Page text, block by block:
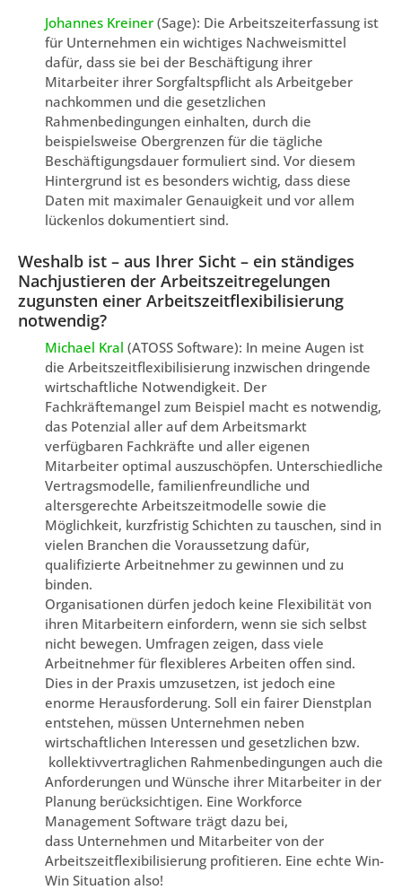
Johannes Kreiner (Sage): Die Arbeitszeiterfassung ist
für Unternehmen ein wichtiges Nachweismittel
dafür, dass sie bei der Beschäftigung ihrer
Mitarbeiter ihrer Sorgfaltspflicht als Arbeitgeber
nachkommen und die gesetzlichen
Rahmenbedingungen einhalten, durch die
beispielsweise Obergrenzen für die tägliche
Beschäftigungsdauer formuliert sind. Vor diesem
Hintergrund ist es besonders wichtig, dass diese
Daten mit maximaler Genauigkeit und vor allem
lückenlos dokumentiert sind.
Weshalb ist – aus Ihrer Sicht – ein ständiges
Nachjustieren der Arbeitszeitregelungen
zugunsten einer Arbeitszeitflexibilisierung
notwendig?
Michael Kral (ATOSS Software): In meine Augen ist
die Arbeitszeitflexibilisierung inzwischen dringende
wirtschaftliche Notwendigkeit. Der
Fachkräftemangel zum Beispiel macht es notwendig,
das Potenzial aller auf dem Arbeitsmarkt
verfügbaren Fachkräfte und aller eigenen
Mitarbeiter optimal auszuschöpfen. Unterschiedliche
Vertragsmodelle, familienfreundliche und
altersgerechte Arbeitszeitmodelle sowie die
Möglichkeit, kurzfristig Schichten zu tauschen, sind in
vielen Branchen die Voraussetzung dafür,
qualifizierte Arbeitnehmer zu gewinnen und zu
binden.
Organisationen dürfen jedoch keine Flexibilität von
ihren Mitarbeitern einfordern, wenn sie sich selbst
nicht bewegen. Umfragen zeigen, dass viele
Arbeitnehmer für flexibleres Arbeiten offen sind.
Dies in der Praxis umzusetzen, ist jedoch eine
enorme Herausforderung. Soll ein fairer Dienstplan
entstehen, müssen Unternehmen neben
wirtschaftlichen Interessen und gesetzlichen bzw.
kollektivvertraglichen Rahmenbedingungen auch die
Anforderungen und Wünsche ihrer Mitarbeiter in der
Planung berücksichtigen. Eine Workforce
Management Software trägt dazu bei,
dass Unternehmen und Mitarbeiter von der
Arbeitszeitflexibilisierung profitieren. Eine echte Win-
Win Situation also!